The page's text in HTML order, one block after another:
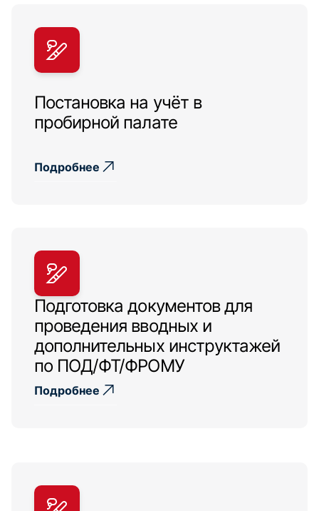
Постановка на учёт в
пробирной палате
Подробнее
Подготовка документов для
проведения вводных и
дополнительных инструктажей
по ПОД/ФТ/ФРОМУ
Подробнее